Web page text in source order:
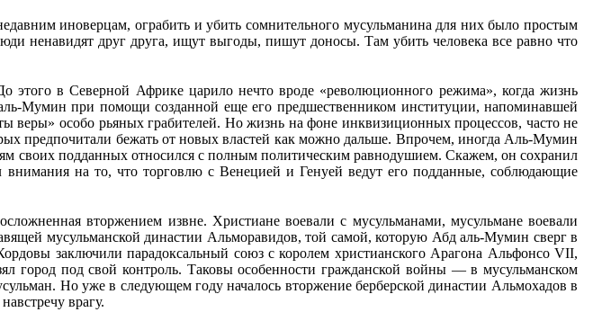
иноверцам, ограбить и убить сомнительного мусульманина для них было простым
ненавидят друг друга, ищут выгоды, пишут доносы. Там убить человека все равно что
этого в Северной Африке царило нечто вроде «революционного режима», когда жизнь
Мумин при помощи созданной еще его предшественником институции, напоминавшей
веры» особо рьяных грабителей. Но жизнь на фоне инквизиционных процессов, часто не
предпочитали бежать от новых властей как можно дальше. Впрочем, иногда Аль-Мумин
своих подданных относился с полным политическим равнодушием. Скажем, он сохранил
на то, что торговлю с Венецией и Генуей ведут его подданные, соблюдающие
вторжением извне. Христиане воевали с мусульманами, мусульмане воевали
мусульманской династии Альморавидов, той самой, которую Абд аль-Мумин сверг в
заключили парадоксальный союз с королем христианского Арагона Альфонсо VII,
город под свой контроль. Таковы особенности гражданской войны — в мусульманском
Но уже в следующем году началось вторжение берберской династии Альмохадов в
врагу.